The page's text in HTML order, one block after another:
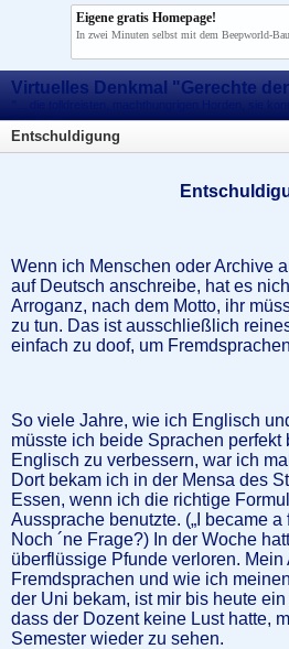
Eigene gratis Homepage!
In zwei Minuten selbst mit dem Beepworld-
Virtuelles Denkmal "Gerechte
morden!"
Entschuldigung
Wenn ich Menschen oder Archive
auf Deutsch anschreibe, hat es
Arroganz, nach dem Motto, ihr
zu tun. Das ist ausschließlich
einfach zu doof, um
So viele Jahre, wie ich Englisch
müsste ich beide Sprachen perfekt
Englisch zu verbessern, war ich
Dort bekam ich in der Mensa des
Essen, wenn ich die richtige
Aussprache benutzte. („I became
Noch ´ne Frage?) In der Woche
überflüssige Pfunde verloren.
Fremdsprachen und wie ich
der Uni bekam, ist mir bis heute
dass der Dozent keine Lust hatte,
Semester wieder zu sehen.